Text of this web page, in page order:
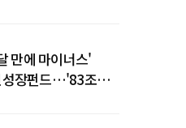
만에 마이너스'
성장펀드…'83조